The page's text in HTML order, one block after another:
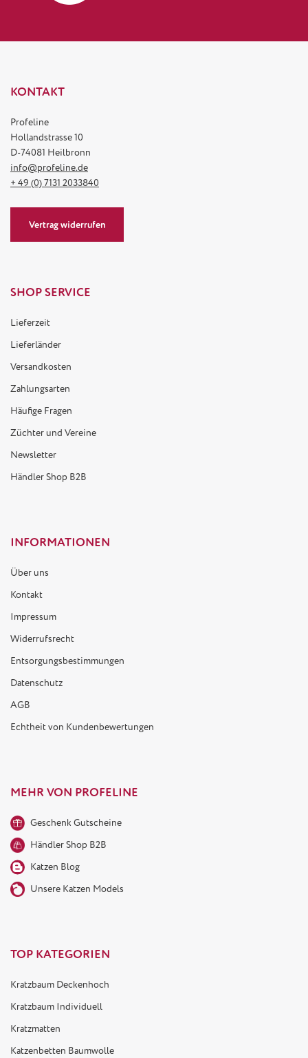
KONTAKT
Profeline
Hollandstrasse 10
D-74081 Heilbronn
info@profeline.de
+ 49 (0) 7131 2033840
Vertrag widerrufen
SHOP SERVICE
Lieferzeit
Lieferländer
Versandkosten
Zahlungsarten
Häufige Fragen
Züchter und Vereine
Newsletter
Händler Shop B2B
INFORMATIONEN
Über uns
Kontakt
Impressum
Widerrufsrecht
Entsorgungsbestimmungen
Datenschutz
AGB
Echtheit von Kundenbewertungen
MEHR VON PROFELINE
Geschenk Gutscheine
Händler Shop B2B
Katzen Blog
Unsere Katzen Models
TOP KATEGORIEN
Kratzbaum Deckenhoch
Kratzbaum Individuell
Kratzmatten
Katzenbetten Baumwolle